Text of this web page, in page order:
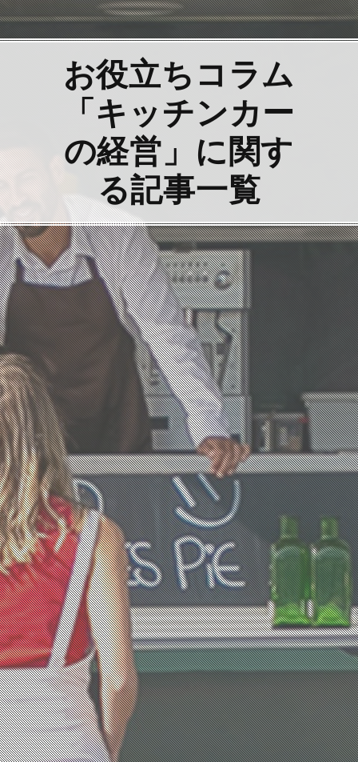
お役立ちコラム
「キッチンカー
の経営」に関す
る記事一覧